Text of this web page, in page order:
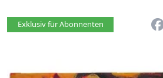
Artikel vorlesen
Exklusiv für Abonnenten